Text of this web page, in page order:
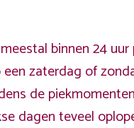
binnen 24 uur
zaterdag of
de
dagen teveel